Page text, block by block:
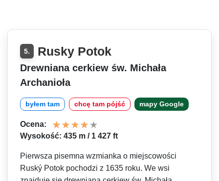
5. Rusky Potok
Drewniana cerkiew św. Michała
Archanioła
byłem tam chcę tam pójść mapy Google
Ocena:
Wysokość: 435 m / 1 427 ft
Pierwsza pisemna wzmianka o miejscowości
Ruský Potok pochodzi z 1635 roku. We wsi